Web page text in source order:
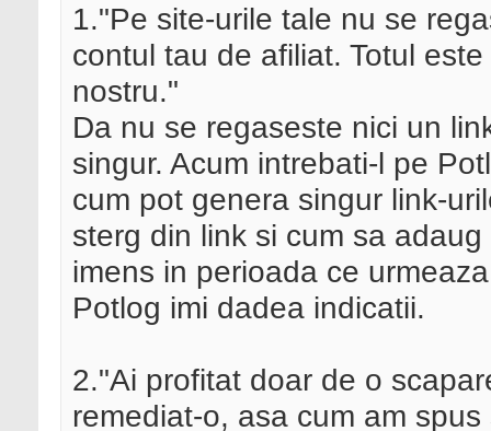
1."Pe site-urile tale nu se
contul tau de afiliat. Totul
nostru."
Da nu se regaseste nici un
singur. Acum intrebati-l pe
cum pot genera singur link-
sterg din link si cum sa
imens in perioada ce
Potlog imi dadea indicatii.
2."Ai profitat doar de o
remediat-o, asa cum am spus